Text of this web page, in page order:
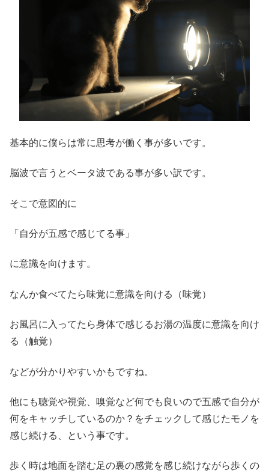
基本的に僕らは常に思考が働く事が多いです。
脳波で言うとベータ波である事が多い訳です。
そこで意図的に
「自分が五感で感じてる事」
に意識を向けます。
なんか食べてたら味覚に意識を向ける（味覚）
お風呂に入ってたら身体で感じるお湯の温度に意識を向け
る（触覚）
などが分かりやすいかもですね。
他にも聴覚や視覚、嗅覚など何でも良いので五感で自分が
何をキャッチしているのか？をチェックして感じたモノを
感じ続ける、という事です。
歩く時は地面を踏む足の裏の感覚を感じ続けながら歩くの